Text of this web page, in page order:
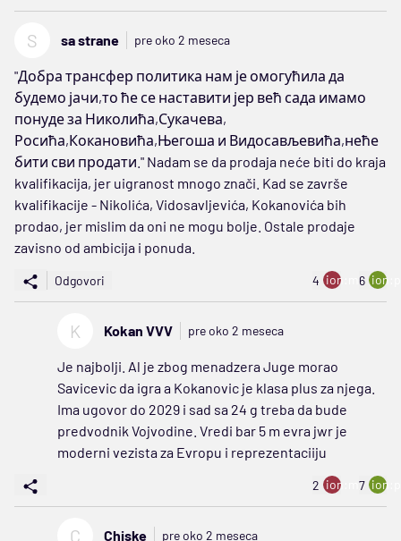
S sa strane pre oko 2 meseca
"Добра трансфер политика нам је омогућила да
будемо јачи,то ће се наставити јер већ сада имамо
понуде за Николића,Сукачева,
Росића,Кокановића,Његоша и Видосављевића,неће
бити сви продати." Nadam se da prodaja neće biti do kraja
kvalifikacija, jer uigranost mnogo znači. Kad se završe
kvalifikacije - Nikolića, Vidosavljevića, Kokanovića bih
prodao, jer mislim da oni ne mogu bolje. Ostale prodaje
zavisno od ambicija i ponuda.
Odgovori 4 ion:minus
6
K Kokan VVV pre oko 2 meseca
Je najbolji. Al je zbog menadzera Juge morao
Savicevic da igra a Kokanovic je klasa plus za njega.
Ima ugovor do 2029 i sad sa 24 g treba da bude
predvodnik Vojvodine. Vredi bar 5 m evra jwr je
moderni vezista za Evropu i reprezentaciiju
2 ion:minus
7
C Chiske pre oko 2 meseca